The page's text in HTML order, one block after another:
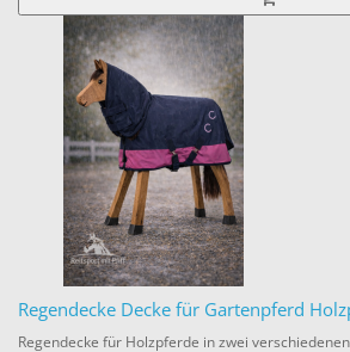
Regendecke Decke für Gartenpferd
Regendecke für Holzpferde in zwei